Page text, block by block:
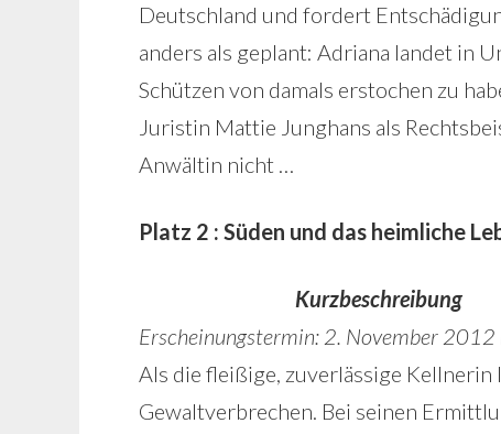
Deutschland und fordert
anders als geplant: Adriana landet in
Schützen von damals erstochen zu
Juristin Mattie Junghans als
Anwältin nicht …
Platz 2 : Süden und das heimliche
Kurzbeschreibung
Erscheinungstermin: 2. November 2012
Als die fleißige, zuverlässige
Gewaltverbrechen. Bei seinen